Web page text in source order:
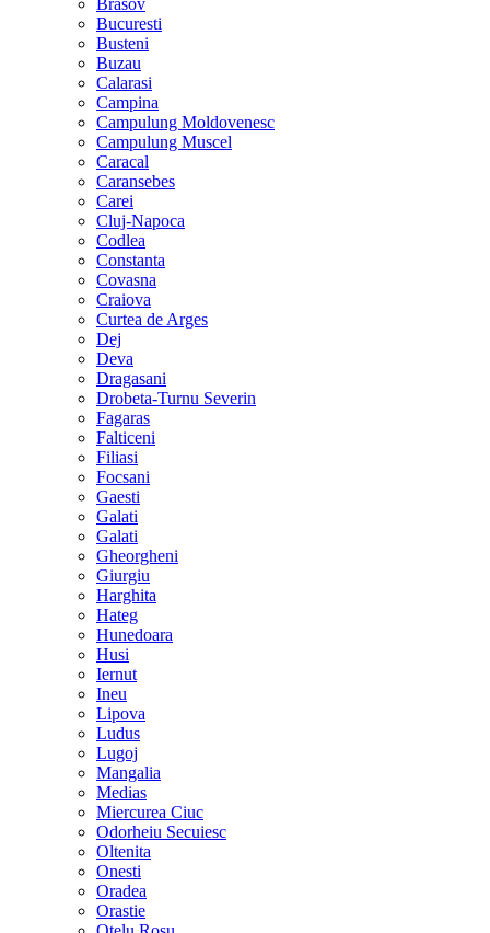
Brasov
Bucuresti
Busteni
Buzau
Calarasi
Campina
Campulung Moldovenesc
Campulung Muscel
Caracal
Caransebes
Carei
Cluj-Napoca
Codlea
Constanta
Covasna
Craiova
Curtea de Arges
Dej
Deva
Dragasani
Drobeta-Turnu Severin
Fagaras
Falticeni
Filiasi
Focsani
Gaesti
Galati
Galati
Gheorgheni
Giurgiu
Harghita
Hateg
Hunedoara
Husi
Iernut
Ineu
Lipova
Ludus
Lugoj
Mangalia
Medias
Miercurea Ciuc
Odorheiu Secuiesc
Oltenita
Onesti
Oradea
Orastie